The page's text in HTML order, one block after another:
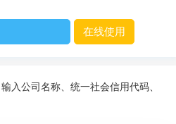
在线使用
入公司名称、统一社会信用代码、